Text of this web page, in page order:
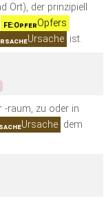
Ort), der prinzipiell
FE:OpferOpfers
Ursache ist.
-raum, zu oder in
Ursache dem